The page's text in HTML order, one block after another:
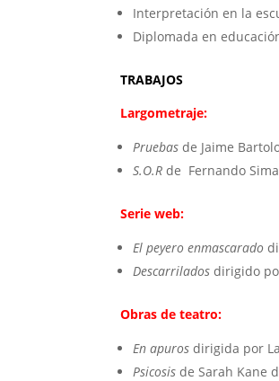
Interpretación en la
Diplomada en
TRABAJOS
Largometraje:
Pruebas de Jaime
S.O.R de Fernando
Serie web:
El peyero enmascarado
Descarrilados dirigido
Obras de teatro:
En apuros dirigida por
Psicosisde Sarah Kane